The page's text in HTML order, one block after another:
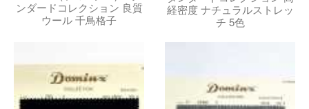
ンダードコレクション 良質
ウール 千鳥格子
経密度 ナチュラルストレッ
チ 5色